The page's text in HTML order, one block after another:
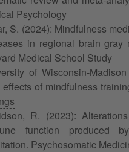
Psychology
S. (2024): Mindfulness
in regional brain gray
Medical School Study
of Wisconsin-
effects of mindfulness
R. (2023):
function produced
Psychosomatic